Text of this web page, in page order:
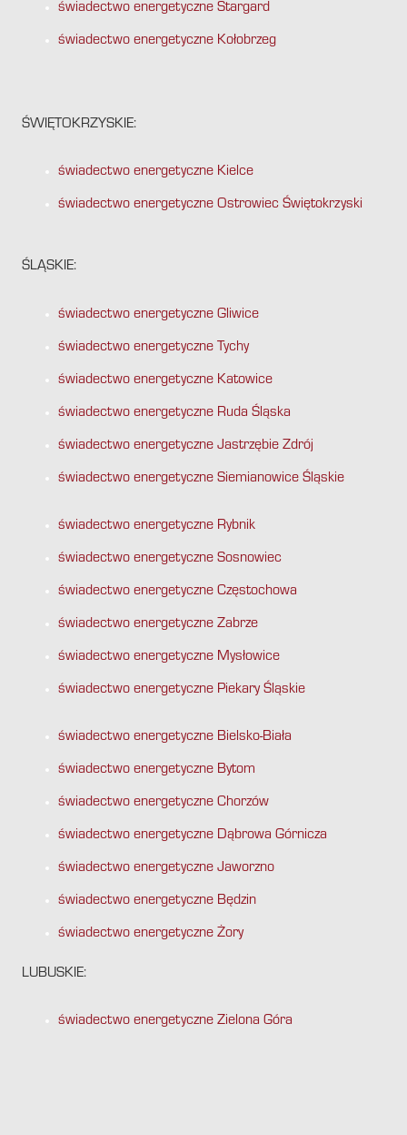
świadectwo energetyczne Stargard
świadectwo energetyczne Kołobrzeg
ŚWIĘTOKRZYSKIE:
świadectwo energetyczne Kielce
świadectwo energetyczne Ostrowiec Świętokrzyski
ŚLĄSKIE:
świadectwo energetyczne Gliwice
świadectwo energetyczne Tychy
świadectwo energetyczne Katowice
świadectwo energetyczne Ruda Śląska
świadectwo energetyczne Jastrzębie Zdrój
świadectwo energetyczne Siemianowice Śląskie
świadectwo energetyczne Rybnik
świadectwo energetyczne Sosnowiec
świadectwo energetyczne Częstochowa
świadectwo energetyczne Zabrze
świadectwo energetyczne Mysłowice
świadectwo energetyczne Piekary Śląskie
świadectwo energetyczne Bielsko-Biała
świadectwo energetyczne Bytom
świadectwo energetyczne Chorzów
świadectwo energetyczne Dąbrowa Górnicza
świadectwo energetyczne Jaworzno
świadectwo energetyczne Będzin
świadectwo energetyczne Żory
LUBUSKIE:
świadectwo energetyczne Zielona Góra